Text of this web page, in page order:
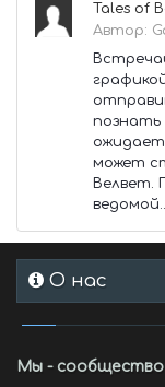
Tales of
Автор:
познать
ожидает
может
Велвет.
О нас
Мы - сообщество